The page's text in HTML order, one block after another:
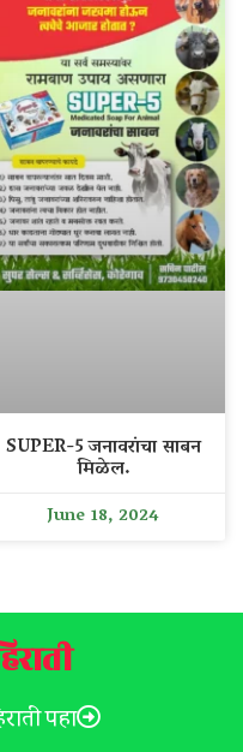
SUPER-5 जनावरांचा साबन
मिळेल.
June 18, 2024
पहा